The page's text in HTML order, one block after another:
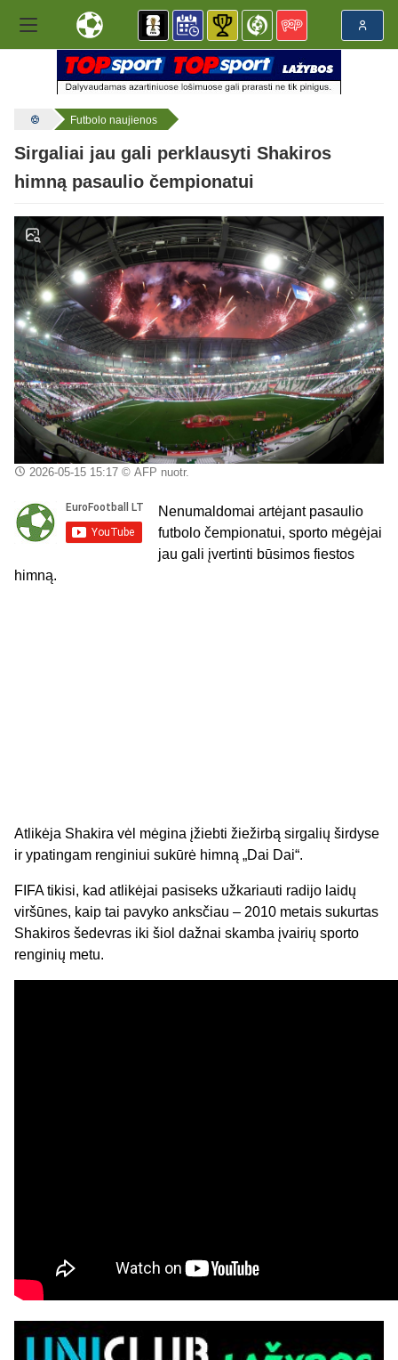
Futbolo naujienos
Sirgaliai jau gali perklausyti Shakiros
himną pasaulio čempionatui
2026-05-15 15:17© AFP nuotr.
Nenumaldomai artėjant pasaulio
futbolo čempionatui, sporto mėgėjai
jau gali įvertinti būsimos fiestos
himną.
Atlikėja Shakira vėl mėgina įžiebti žiežirbą sirgalių širdyse
ir ypatingam renginiui sukūrė himną „Dai Dai“.
FIFA tikisi, kad atlikėjai pasiseks užkariauti radijo laidų
viršūnes, kaip tai pavyko anksčiau – 2010 metais sukurtas
Shakiros šedevras iki šiol dažnai skamba įvairių sporto
renginių metu.